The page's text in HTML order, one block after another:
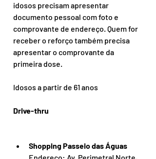
idosos precisam apresentar
documento pessoal com foto e
comprovante de endereço. Quem for
receber o reforço também precisa
apresentar o comprovante da
primeira dose.
Idosos a partir de 61 anos
Drive-thru
Shopping Passeio das Águas